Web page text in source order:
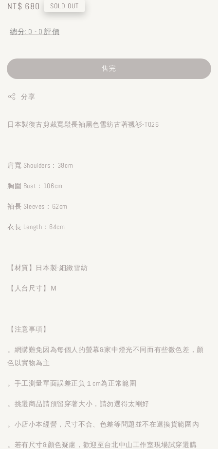
Regular
NT$ 680 SOLD OUT
總分: 0 - 0 評價
售完
分享
日本製復古剪裁寬鬆長袖黑色雪紡古著襯衫-T026
肩寬 Shoulders：38cm
胸圍 Bust：106cm
袖長 Sleeves：62cm
衣長 Length：64cm
【材質】日本製-細緻雪紡
【人台尺寸】Ｍ
【注意事項】
。網購難免因為每個人的螢幕&家中燈光不同而有些微色差，顏
色以實物為主
。手工測量單面誤差正負１cm為正常範圍
。挑選商品請預留穿著大小，請勿選得太剛好
。小店小本經營，尺寸不合、色差等問題並不在退換貨範圍內
。若有尺寸&顏色疑慮，歡迎至台北中山工作室現場試穿選購